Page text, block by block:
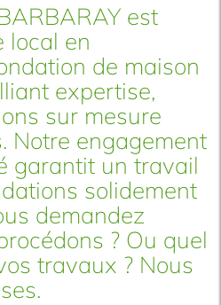
est
local en
de maison
expertise,
sur mesure
Notre engagement
garantit un travail
solidement
demandez
? Ou quel
travaux ? Nous